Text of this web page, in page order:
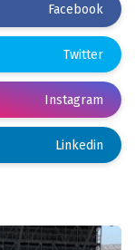
Facebook
Twitter
Instagram
Linkedin